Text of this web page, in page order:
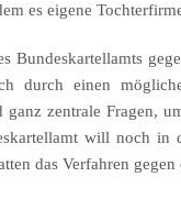
es eigene
Bundeskartellamts
durch einen
ganz zentrale Fragen,
will noch in
das Verfahren